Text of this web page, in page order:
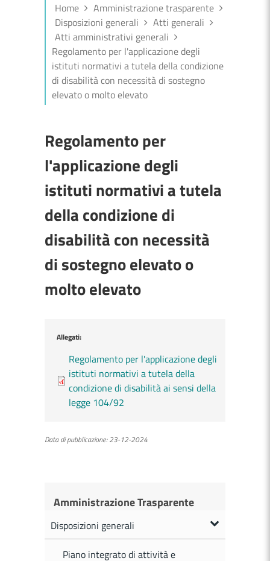
Home
Amministrazione trasparente
Disposizioni generali
Atti generali
Atti amministrativi generali
Regolamento per l'applicazione degli
istituti normativi a tutela della condizione
di disabilità con necessità di sostegno
elevato o molto elevato
Regolamento per
l'applicazione degli
istituti normativi a tutela
della condizione di
disabilità con necessità
di sostegno elevato o
molto elevato
Allegati:
Regolamento per l'applicazione degli
istituti normativi a tutela della
condizione di disabilità ai sensi della
legge 104/92
Data di pubblicazione:23-12-2024
Amministrazione Trasparente
Disposizioni generali
Piano integrato di attività e